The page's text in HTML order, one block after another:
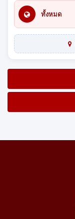
ทั้งหมด